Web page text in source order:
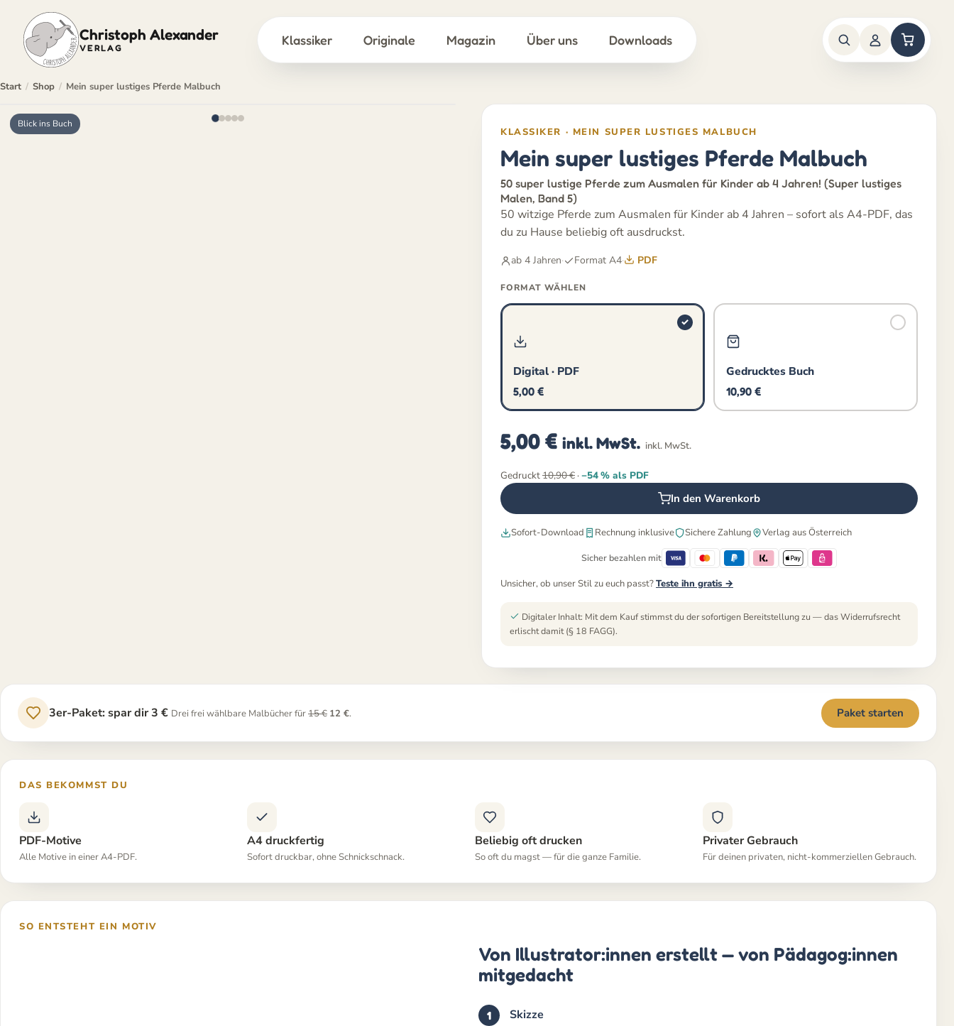
Christoph Alexander
VERLAG
Klassiker Originale Magazin Über uns Downloads
Inhalt
springen
Start / Shop / Mein super lustiges Pferde Malbuch
Blick ins Buch
KLASSIKER · MEIN SUPER LUSTIGES MALBUCH
Mein super lustiges Pferde Malbuch
50 super lustige Pferde zum Ausmalen für Kinder ab 4 Jahren! (Super lustiges
Malen, Band 5)
50 witzige Pferde zum Ausmalen für Kinder ab 4 Jahren – sofort als A4-PDF, das
du zu Hause beliebig oft ausdruckst.
ab 4 Jahren· Format A4· PDF
FORMAT WÄHLEN
Digital · PDF
5,00 €
Gedrucktes Buch
10,90 €
5,00€ inkl. MwSt. inkl. MwSt.
Gedruckt10,90€·−54 % als PDF
In den Warenkorb
Sofort-Download Rechnung inklusive Sichere Zahlung Verlag aus Österreich
Sicher bezahlen mit
Unsicher, ob unser Stil zu euch passt?Teste ihn gratis →
Digitaler Inhalt: Mit dem Kauf stimmst du der sofortigen Bereitstellung zu — das Widerrufsrecht
erlischt damit (§ 18 FAGG).
3er-Paket: spar dir 3 € Drei frei wählbare Malbücher für15 € 12 €. Paket starten
DAS BEKOMMST DU
PDF-Motive
Alle Motive in einer A4-PDF.
A4 druckfertig
Sofort druckbar, ohne Schnickschnack.
Beliebig oft drucken
So oft du magst — für die ganze Familie.
Privater Gebrauch
Für deinen privaten, nicht-kommerziellen Gebrauch.
SO ENTSTEHT EIN MOTIV
Von Illustrator:innen erstellt — von Pädagog:innen
mitgedacht
Skizze